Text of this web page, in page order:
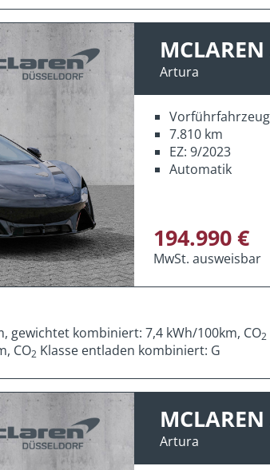
Artura
Vorführfahrzeug
7.810 km
EZ: 9/2023
Automatik
194.990 €
MwSt. ausweisbar
gewichtet kombiniert: 7,4 kWh/100km, CO2
CO2 Klasse entladen kombiniert: G
Artura